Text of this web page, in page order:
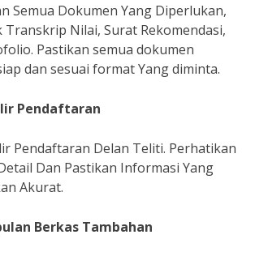
Semua Dokumen Yang Diperlukan,
Transkrip Nilai, Surat Rekomendasi,
Pastikan semua dokumen
dan sesuai format Yang diminta.
Pendaftaran
Pendaftaran Delan Teliti. Perhatikan
Dan Pastikan Informasi Yang
Akurat.
Berkas Tambahan